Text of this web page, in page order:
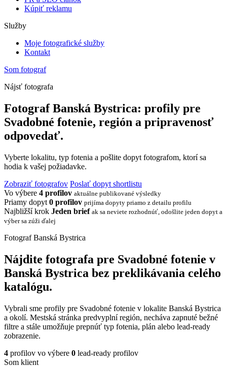
Kúpiť reklamu
Služby
Moje fotografické služby
Kontakt
Som fotograf
Nájsť fotografa
Fotograf Banská Bystrica: profily pre
Svadobné fotenie, región a pripravenosť
odpovedať.
Vyberte lokalitu, typ fotenia a pošlite dopyt fotografom, ktorí sa
hodia k vašej požiadavke.
Zobraziť fotografov Poslať dopyt shortlistu
Vo výbere 4 profilov aktuálne publikované výsledky
Priamy dopyt 0 profilov prijíma dopyty priamo z detailu profilu
Najbližší krok Jeden brief ak sa neviete rozhodnúť, odošlite jeden dopyt a
výber sa zúži ďalej
Fotograf Banská Bystrica
Nájdite fotografa pre Svadobné fotenie v
Banská Bystrica bez preklikávania celého
katalógu.
Vybrali sme profily pre Svadobné fotenie v lokalite Banská Bystrica
a okolí. Mestská stránka predvyplní región, necháva zapnuté bežné
filtre a stále umožňuje prepnúť typ fotenia, plán alebo lead-ready
zobrazenie.
4 profilov vo výbere 0 lead-ready profilov
Som klient